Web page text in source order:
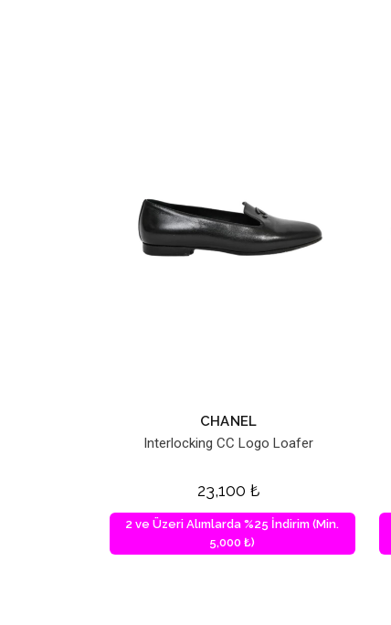
CHANEL
Interlocking CC Logo Loafer
23,100 ₺
2 ve Üzeri Alımlarda %25 İndirim (Min.
5,000 ₺)